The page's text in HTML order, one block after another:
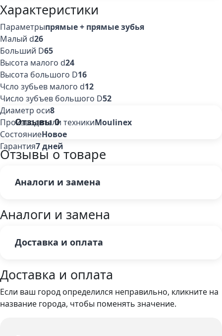
Характеристики
Параметрыпрямые + прямые зубья
Малый d26
Больший D65
Высота малого d24
Высота большого D16
Чсло зубьев малого d12
Число зубъев большого D52
Диаметр оси8
Производители техникиMoulinex
СостояниеНовое
Гарантия7 дней
Отзывы0
Отзывы о товаре
Аналоги и замена
Аналоги и замена
Доставка и оплата
Доставка и оплата
Если ваш город определился неправильно, кликните на
название города, чтобы поменять значение.